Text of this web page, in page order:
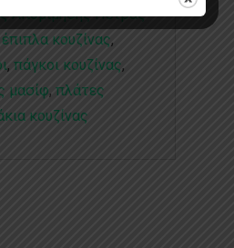
Απομίμησης Πέτρας
έπιπλα κουζίνας,
, πάγκοι κουζίνας,
μασίφ, πλάτες
κουζίνας